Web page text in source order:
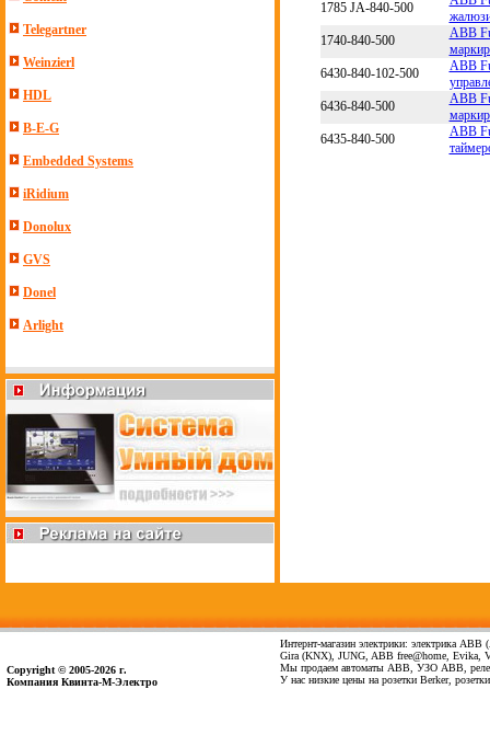
Telegartner
Weinzierl
HDL
B-E-G
Embedded Systems
iRidium
Donolux
GVS
Donel
Arlight
1785 JA-840-500
1740-840-500
ABB
6430-840-102-500
ABB
6436-840-500
ABB
6435-840-500
ABB
Copyright © 2005-2026 г.
Компания Квинта-М-Электро
Интернт-магазин электрики: электрика
Gira (KNX), JUNG, ABB free@home, Evika,
Мы продаем автоматы ABB, УЗО ABB, реле
У нас низкие цены на розетки Berker,